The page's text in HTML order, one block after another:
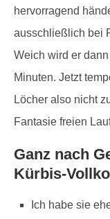
hervorragend
ausschließlich bei
Weich wird er
Minuten. Jetzt
Löcher also nicht
Fantasie freien
Ganz nach
Kürbis-
Ich habe sie